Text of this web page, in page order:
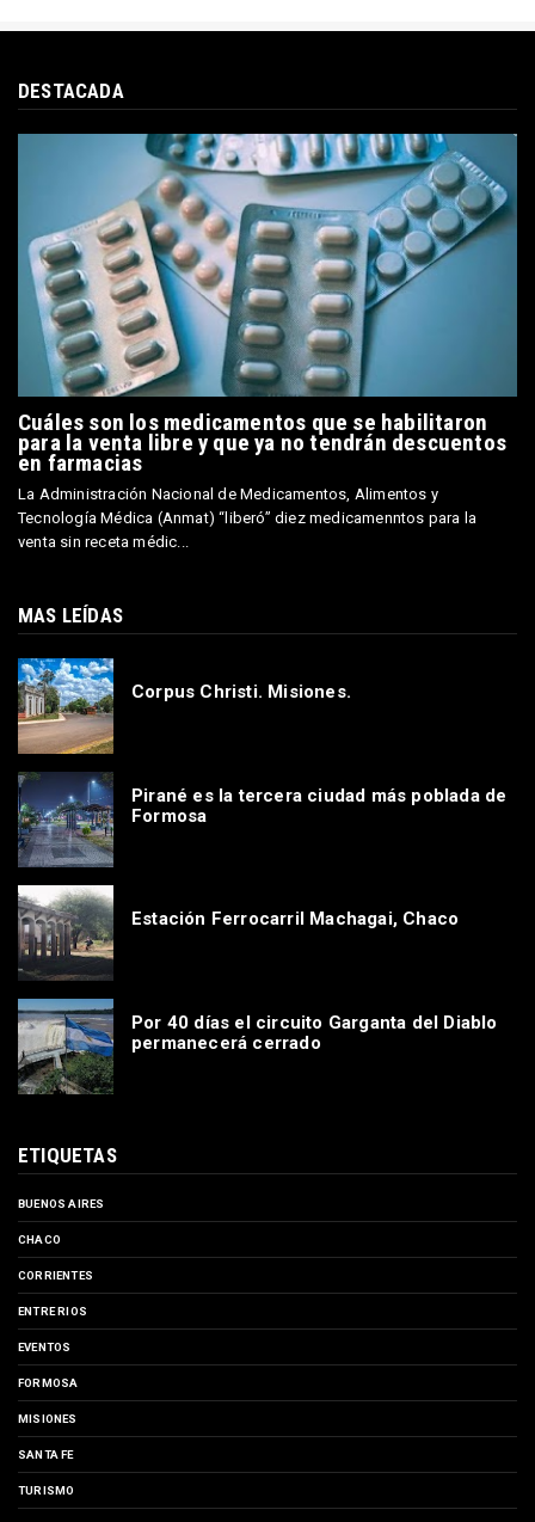
DESTACADA
Cuáles son los medicamentos que se habilitaron
para la venta libre y que ya no tendrán descuentos
en farmacias
La Administración Nacional de Medicamentos, Alimentos y
Tecnología Médica (Anmat) “liberó” diez medicamenntos para la
venta sin receta médic...
MAS LEÍDAS
Corpus Christi. Misiones.
Pirané es la tercera ciudad más poblada de
Formosa
Estación Ferrocarril Machagai, Chaco
Por 40 días el circuito Garganta del Diablo
permanecerá cerrado
ETIQUETAS
BUENOS AIRES
CHACO
CORRIENTES
ENTRE RIOS
EVENTOS
FORMOSA
MISIONES
SANTA FE
TURISMO